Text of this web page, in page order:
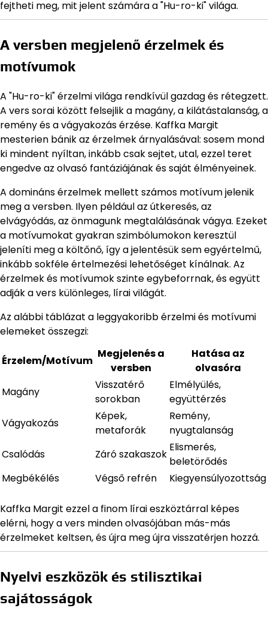
fejtheti meg, mit jelent számára a "Hu-ro-ki" világa.
A versben megjelenő érzelmek és
motívumok
A "Hu-ro-ki" érzelmi világa rendkívül gazdag és rétegzett.
A vers sorai között felsejlik a magány, a kilátástalanság, a
remény és a vágyakozás érzése. Kaffka Margit
mesterien bánik az érzelmek árnyalásával: sosem mond
ki mindent nyíltan, inkább csak sejtet, utal, ezzel teret
engedve az olvasó fantáziájának és saját élményeinek.
A domináns érzelmek mellett számos motívum jelenik
meg a versben. Ilyen például az útkeresés, az
elvágyódás, az önmagunk megtalálásának vágya. Ezeket
a motívumokat gyakran szimbólumokon keresztül
jeleníti meg a költőnő, így a jelentésük sem egyértelmű,
inkább sokféle értelmezési lehetőséget kínálnak. Az
érzelmek és motívumok szinte egybeforrnak, és együtt
adják a vers különleges, lírai világát.
Az alábbi táblázat a leggyakoribb érzelmi és motívumi
elemeket összegzi:
Érzelem/Motívum
Megjelenés a
versben
Hatása az
olvasóra
Magány
Visszatérő
sorokban
Elmélyülés,
együttérzés
Vágyakozás
Képek,
metaforák
Remény,
nyugtalanság
Csalódás
Záró szakaszok
Elismerés,
beletörődés
Megbékélés
Végső refrén Kiegyensúlyozottság
Kaffka Margit ezzel a finom lírai eszköztárral képes
elérni, hogy a vers minden olvasójában más-más
érzelmeket keltsen, és újra meg újra visszatérjen hozzá.
Nyelvi eszközök és stilisztikai
sajátosságok